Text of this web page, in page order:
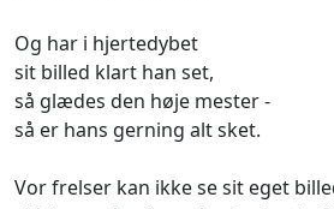
Og har i hjertedybet
sit billed klart han set,
så glædes den høje mester -
så er hans gerning alt sket.
Vor frelser kan ikke se sit eget